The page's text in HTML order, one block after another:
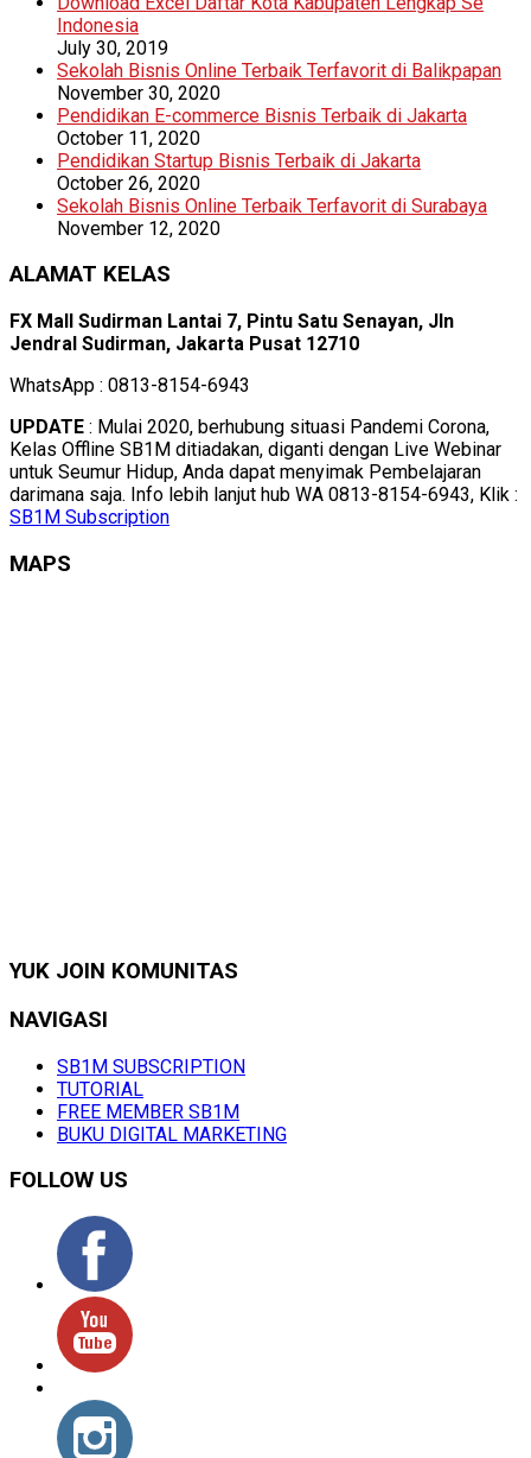
Indonesia
July 30, 2019
Sekolah Bisnis Online Terbaik Terfavorit di Balikpapan
November 30, 2020
Pendidikan E-commerce Bisnis Terbaik di Jakarta
October 11, 2020
Pendidikan Startup Bisnis Terbaik di Jakarta
October 26, 2020
Sekolah Bisnis Online Terbaik Terfavorit di Surabaya
November 12, 2020
ALAMAT KELAS
FX Mall Sudirman Lantai 7, Pintu Satu Senayan, Jln
Jendral Sudirman, Jakarta Pusat 12710
WhatsApp : 0813-8154-6943
UPDATE : Mulai 2020, berhubung situasi Pandemi Corona,
Kelas Offline SB1M ditiadakan, diganti dengan Live Webinar
untuk Seumur Hidup, Anda dapat menyimak Pembelajaran
darimana saja. Info lebih lanjut hub WA 0813-8154-6943, Klik :
SB1M Subscription
MAPS
YUK JOIN KOMUNITAS
NAVIGASI
SB1M SUBSCRIPTION
TUTORIAL
FREE MEMBER SB1M
BUKU DIGITAL MARKETING
FOLLOW US